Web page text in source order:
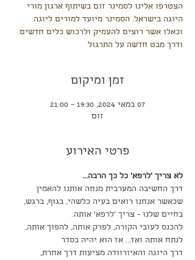
הצטרפו אלינו לסמינר זום בשיתוף ארגון מורי
היוגה בישראל. הסמינר מיועד למורים ליוגה
וכאלו אשר רוצים להעמיק ולרכוש כלים חדשים
ודרך מבט חדשה על התרגול
זמן ומיקום
07 במאי 2024, 19:30 – 21:00
זום
פרטי האירוע
לא צריך 'לרפא' כל כך הרבה...
דרך החשיבה המערבית מנחה אותנו להאמין
שכאשר אנחנו רואים בעיה כלשהי, בגוף, ברגש,
בחיים שלנו - צריך 'לרפא' אותה.
להכנס לעובי הקורה, לפרק אותה, להפוך אותה,
לנתח אותה ואז... אז הוא יהיה בסדר
דרך היוגה והאיורוודה מציעות דרך אחרת,